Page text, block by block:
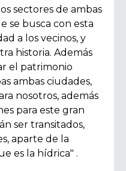
sectores de ambas
se busca con esta
a los vecinos, y
historia. Además
el patrimonio
ambas ciudades,
nosotros, además
para este gran
ser transitados,
aparte de la
es la hídrica" .